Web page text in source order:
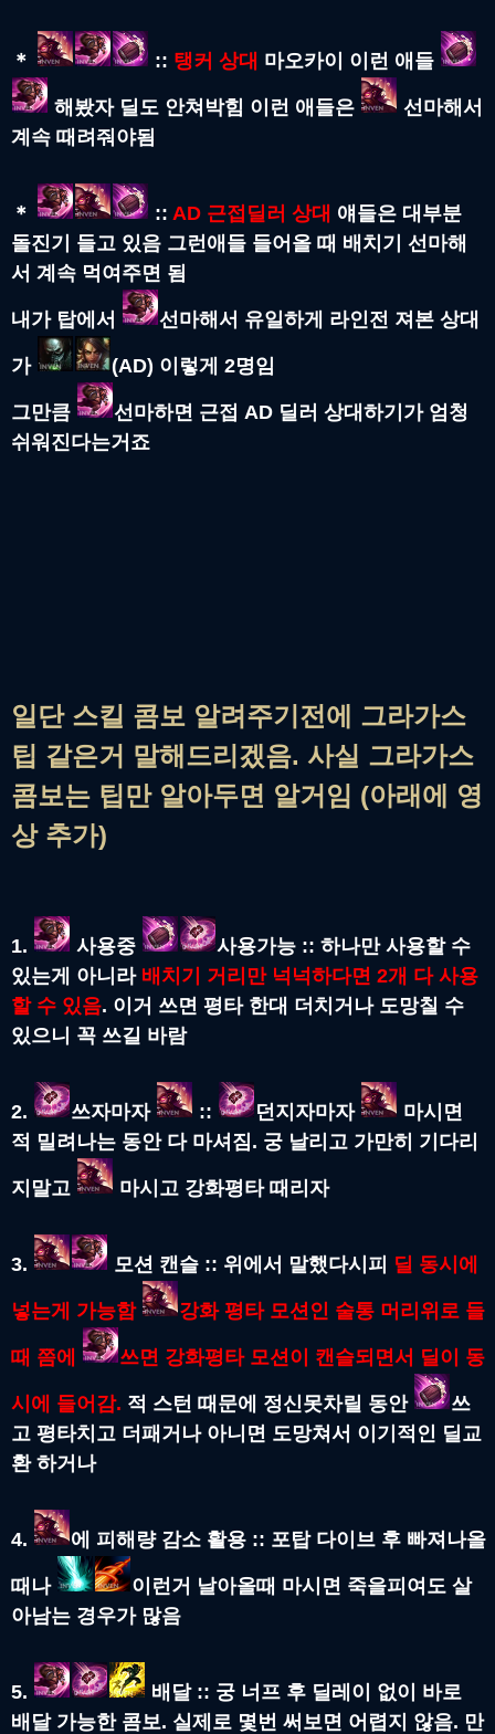
＊ :: 탱커 상대 마오카이 이런 애들
해봤자 딜도 안쳐박힘 이런 애들은
선마해서
계속 때려줘야됨
＊ :: AD 근접딜러 상대 얘들은 대부분
돌진기 들고 있음 그런애들 들어올 때 배치기 선마해
서 계속 먹여주면 됨
내가 탑에서 선마해서 유일하게 라인전 져본 상대
가 (AD) 이렇게 2명임
그만큼
선마하면 근접 AD 딜러 상대하기가 엄청
쉬워진다는거죠
일단 스킬 콤보 알려주기전에 그라가스
팁 같은거 말해드리겠음. 사실 그라가스
콤보는 팁만 알아두면 알거임 (아래에 영
상 추가)
1. 사용중
사용가능 :: 하나만 사용할 수
있는게 아니라 배치기 거리만 넉넉하다면 2개 다 사용
할 수 있음. 이거 쓰면 평타 한대 더치거나 도망칠 수
있으니 꼭 쓰길 바람
2. 쓰자마자 :: 던지자마자
마시면
적 밀려나는 동안 다 마셔짐. 궁 날리고 가만히 기다리
지말고 마시고 강화평타 때리자
3. 모션 캔슬 :: 위에서 말했다시피 딜 동시에
넣는게 가능함 강화 평타 모션인 술통 머리위로 들
때 쯤에 쓰면 강화평타 모션이 캔슬되면서 딜이 동
시에 들어감. 적 스턴 때문에 정신못차릴 동안
쓰
고 평타치고 더패거나 아니면 도망쳐서 이기적인 딜교
환 하거나
4. 에 피해량 감소 활용 :: 포탑 다이브 후 빠져나올
때나
이런거 날아올때 마시면 죽을피여도 살
아남는 경우가 많음
5.
배달 :: 궁 너프 후 딜레이 없이 바로
배달 가능한 콤보. 실제로 몇번 써보면 어렵지 않음. 만